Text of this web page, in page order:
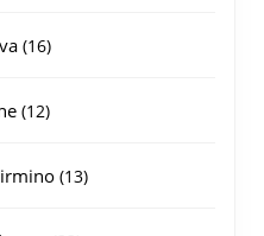
1616
1212
1313